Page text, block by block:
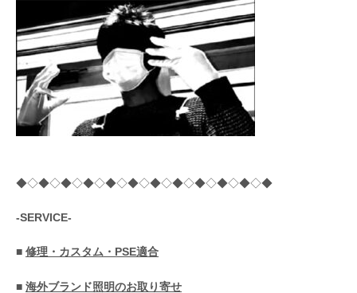
◆◇◆◇◆◇◆◇◆◇◆◇◆◇◆◇◆◇◆◇◆◇◆
-SERVICE-
■ 修理・カスタム・PSE適合
■ 海外ブランド照明のお取り寄せ